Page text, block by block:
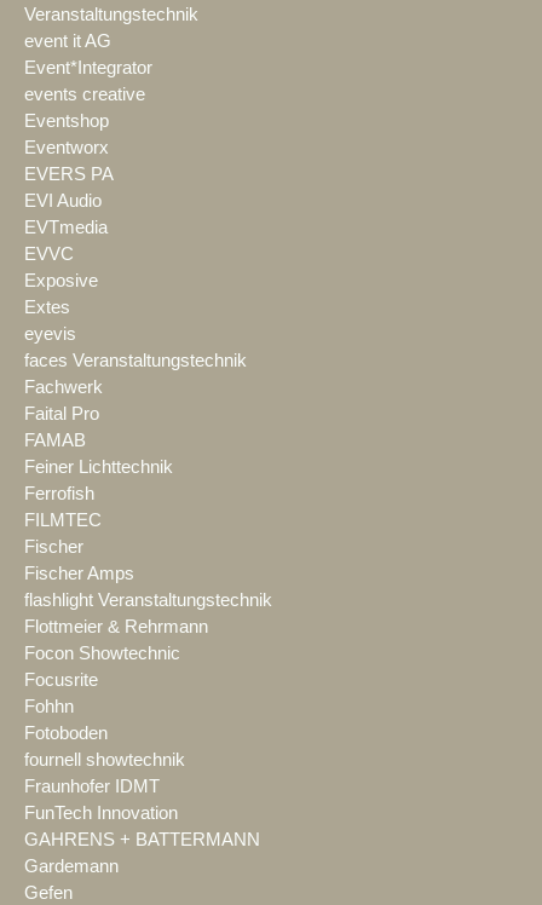
Veranstaltungstechnik
event it AG
Event*Integrator
events creative
Eventshop
Eventworx
EVERS PA
EVI Audio
EVTmedia
EVVC
Exposive
Extes
eyevis
faces Veranstaltungstechnik
Fachwerk
Faital Pro
FAMAB
Feiner Lichttechnik
Ferrofish
FILMTEC
Fischer
Fischer Amps
flashlight Veranstaltungstechnik
Flottmeier & Rehrmann
Focon Showtechnic
Focusrite
Fohhn
Fotoboden
fournell showtechnik
Fraunhofer IDMT
FunTech Innovation
GAHRENS + BATTERMANN
Gardemann
Gefen